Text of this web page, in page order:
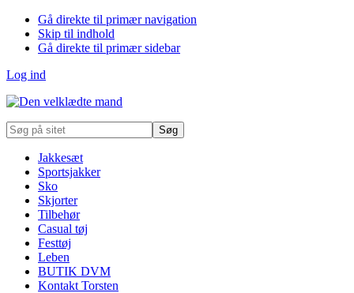
Gå direkte til primær navigation
Skip til indhold
Gå direkte til primær sidebar
Log ind
Søg
på
Jakkesæt
Sportsjakker
Sko
Skjorter
Tilbehør
Casual tøj
Festtøj
Leben
BUTIK DVM
Kontakt Torsten